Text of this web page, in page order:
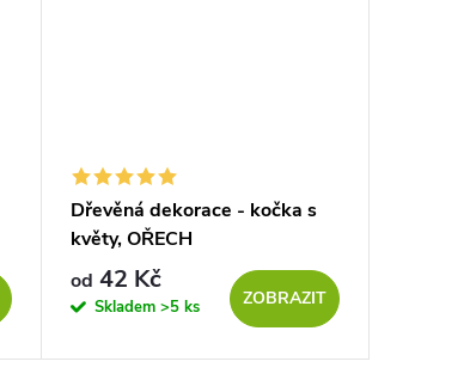
Dřevěná dekorace - kočka s
květy, OŘECH
od 42 Kč
Skladem >5 ks ZOBRAZIT